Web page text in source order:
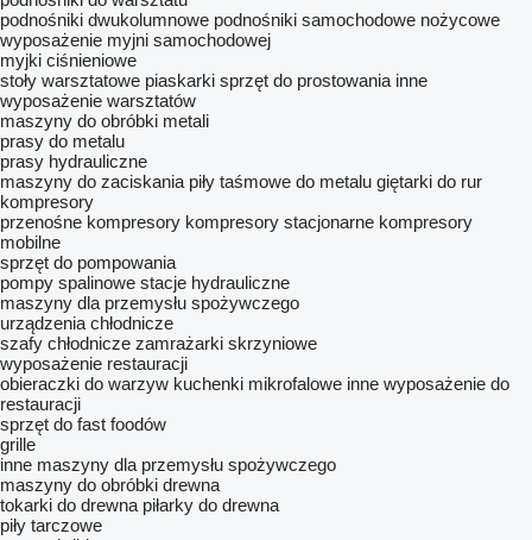
podnośniki dwukolumnowe podnośniki samochodowe nożycowe
wyposażenie myjni samochodowej
myjki ciśnieniowe
stoły warsztatowe piaskarki sprzęt do prostowania inne
wyposażenie warsztatów
maszyny do obróbki metali
prasy do metalu
prasy hydrauliczne
maszyny do zaciskania piły taśmowe do metalu giętarki do rur
kompresory
przenośne kompresory kompresory stacjonarne kompresory
mobilne
sprzęt do pompowania
pompy spalinowe stacje hydrauliczne
maszyny dla przemysłu spożywczego
urządzenia chłodnicze
szafy chłodnicze zamrażarki skrzyniowe
wyposażenie restauracji
obieraczki do warzyw kuchenki mikrofalowe inne wyposażenie do
restauracji
sprzęt do fast foodów
grille
inne maszyny dla przemysłu spożywczego
maszyny do obróbki drewna
tokarki do drewna piłarky do drewna
piły tarczowe